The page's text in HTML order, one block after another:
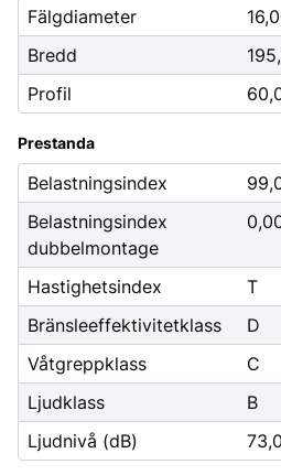
Fälgdiameter
Bredd
Profil
Prestanda
Belastningsindex
Belastningsindex
dubbelmontage
Hastighetsindex
T
Bränsleeffektivitetklass
D
Våtgreppklass
C
Ljudklass
B
Ljudnivå (dB)